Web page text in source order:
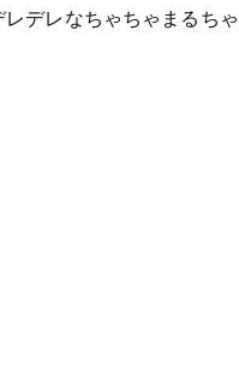
デレなちゃちゃまるち